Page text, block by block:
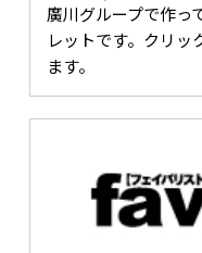
廣川グループで作っ
レットです。クリッ
ます。